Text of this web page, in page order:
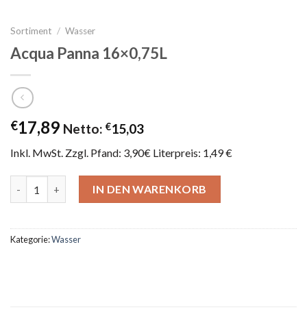
Sortiment / Wasser
Acqua Panna 16×0,75L
€17,89 Netto: €15,03
Inkl. MwSt. Zzgl. Pfand: 3,90€ Literpreis: 1,49 €
Acqua Panna 16x0,75L MengeIN DEN WARENKORB
Kategorie:Wasser